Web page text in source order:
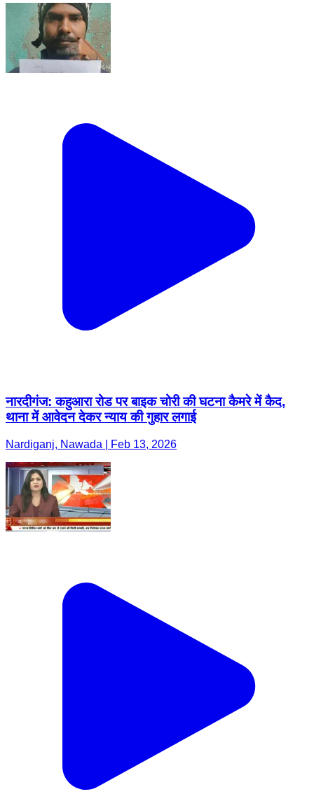
नारदीगंज: कहुआरा रोड पर बाइक चोरी की घटना कैमरे में कैद,
थाना में आवेदन देकर न्याय की गुहार लगाई
Nardiganj, Nawada | Feb 13, 2026